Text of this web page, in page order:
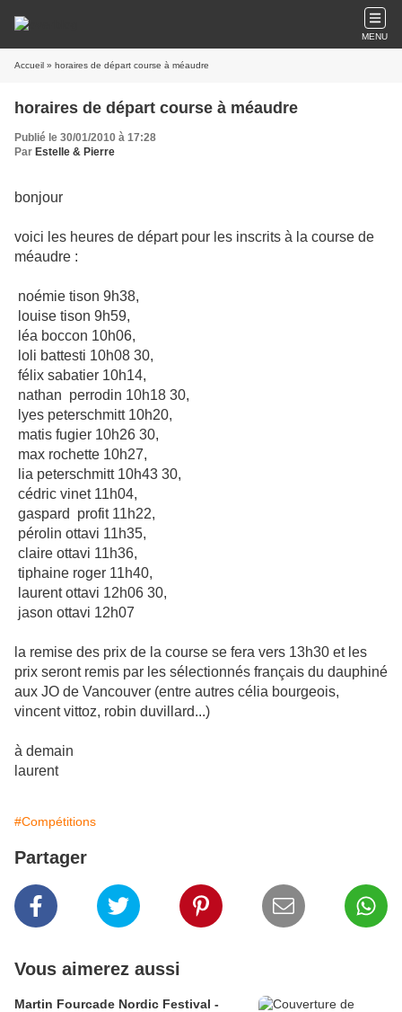
MENU
Accueil » horaires de départ course à méaudre
horaires de départ course à méaudre
Publié le 30/01/2010 à 17:28
Par Estelle & Pierre
bonjour
voici les heures de départ pour les inscrits à la course de
méaudre :
noémie tison 9h38,
louise tison 9h59,
léa boccon 10h06,
loli battesti 10h08 30,
félix sabatier 10h14,
nathan perrodin 10h18 30,
lyes peterschmitt 10h20,
matis fugier 10h26 30,
max rochette 10h27,
lia peterschmitt 10h43 30,
cédric vinet 11h04,
gaspard profit 11h22,
pérolin ottavi 11h35,
claire ottavi 11h36,
tiphaine roger 11h40,
laurent ottavi 12h06 30,
jason ottavi 12h07
la remise des prix de la course se fera vers 13h30 et les
prix seront remis par les sélectionnés français du dauphiné
aux JO de Vancouver (entre autres célia bourgeois,
vincent vittoz, robin duvillard...)
à demain
laurent
#Compétitions
Partager
Vous aimerez aussi
Martin Fourcade Nordic Festival -